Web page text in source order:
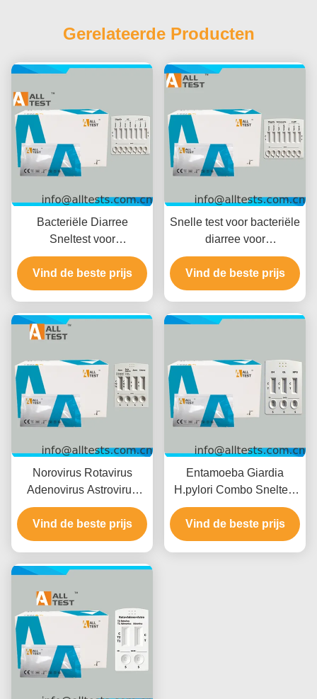
Gerelateerde Producten
Bacteriële Diarree
Sneltest voor
Shigella/Cholerae/C.diff
met 10 Minuten Leestijd,
CE Gecertificeerd en
Vind de beste prijs
Snelle test voor bacteriële
diarree voor
Shigella/Salmonella/C.diff
met snelle resultaten in
10 minuten, hoge
eenvoudige visuele
Vind de beste prijs
Norovirus Rotavirus
Adenovirus Astrovirus
Enterovirus Combo
Sneltest voor
Infectieziekten met Snelle
Hoge Nauwkeurigheid en
Eenvoudige Visuele
Interpretatie
Vind de beste prijs
Entamoeba Giardia
H.pylori Combo Sneltest
voor Snelle Resultaten in
10 Minuten met Hoge
Nauwkeurigheid en
Vind de beste prijs